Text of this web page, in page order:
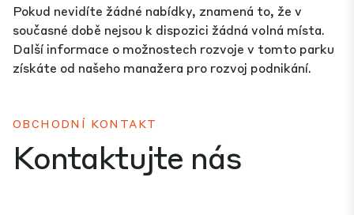
Pokud nevidíte žádné nabídky, znamená to, že v
současné době nejsou k dispozici žádná volná místa.
Další informace o možnostech rozvoje v tomto parku
získáte od našeho manažera pro rozvoj podnikání.
OBCHODNÍ KONTAKT
Kontaktujte nás